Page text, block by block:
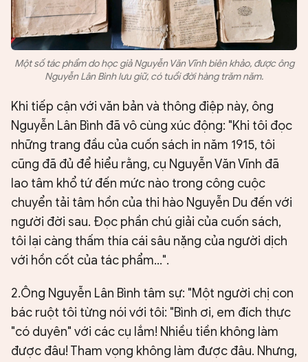
Một số tác phẩm do học giả Nguyễn Văn Vĩnh biên khảo, được ông
Nguyễn Lân Bình lưu giữ, có tuổi đời hàng trăm năm.
Khi tiếp cận với văn bản và thông điệp này, ông
Nguyễn Lân Bình đã vô cùng xúc động: "Khi tôi đọc
những trang đầu của cuốn sách in năm 1915, tôi
cũng đã đủ để hiểu rằng, cụ Nguyễn Văn Vĩnh đã
lao tâm khổ tứ đến mức nào trong công cuộc
chuyển tải tâm hồn của thi hào Nguyễn Du đến với
người đời sau. Đọc phần chú giải của cuốn sách,
tôi lại càng thấm thía cái sâu nặng của người dịch
với hồn cốt của tác phẩm...".
2.Ông Nguyễn Lân Bình tâm sự: "Một người chị con
bác ruột tôi từng nói với tôi: "Bình ơi, em đích thực
"có duyên" với các cụ lắm! Nhiều tiền không làm
được đâu! Tham vọng không làm được đâu. Nhưng,